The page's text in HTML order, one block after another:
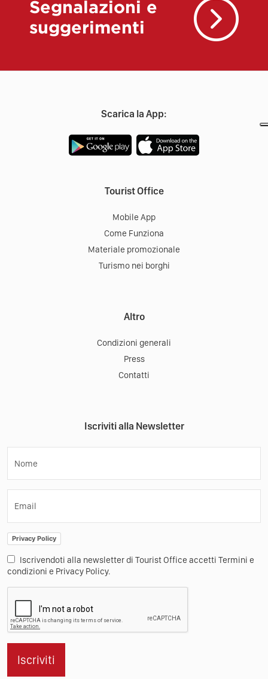
Segnalazioni e
suggerimenti
Scarica la App:
Tourist Office
Mobile App
Come Funziona
Materiale promozionale
Turismo nei borghi
Altro
Condizioni generali
Press
Contatti
Iscriviti alla Newsletter
Nome
Email
Privacy Policy
Iscrivendoti alla newsletter di Tourist Office accetti Termini e
condizioni e Privacy Policy.
Iscriviti